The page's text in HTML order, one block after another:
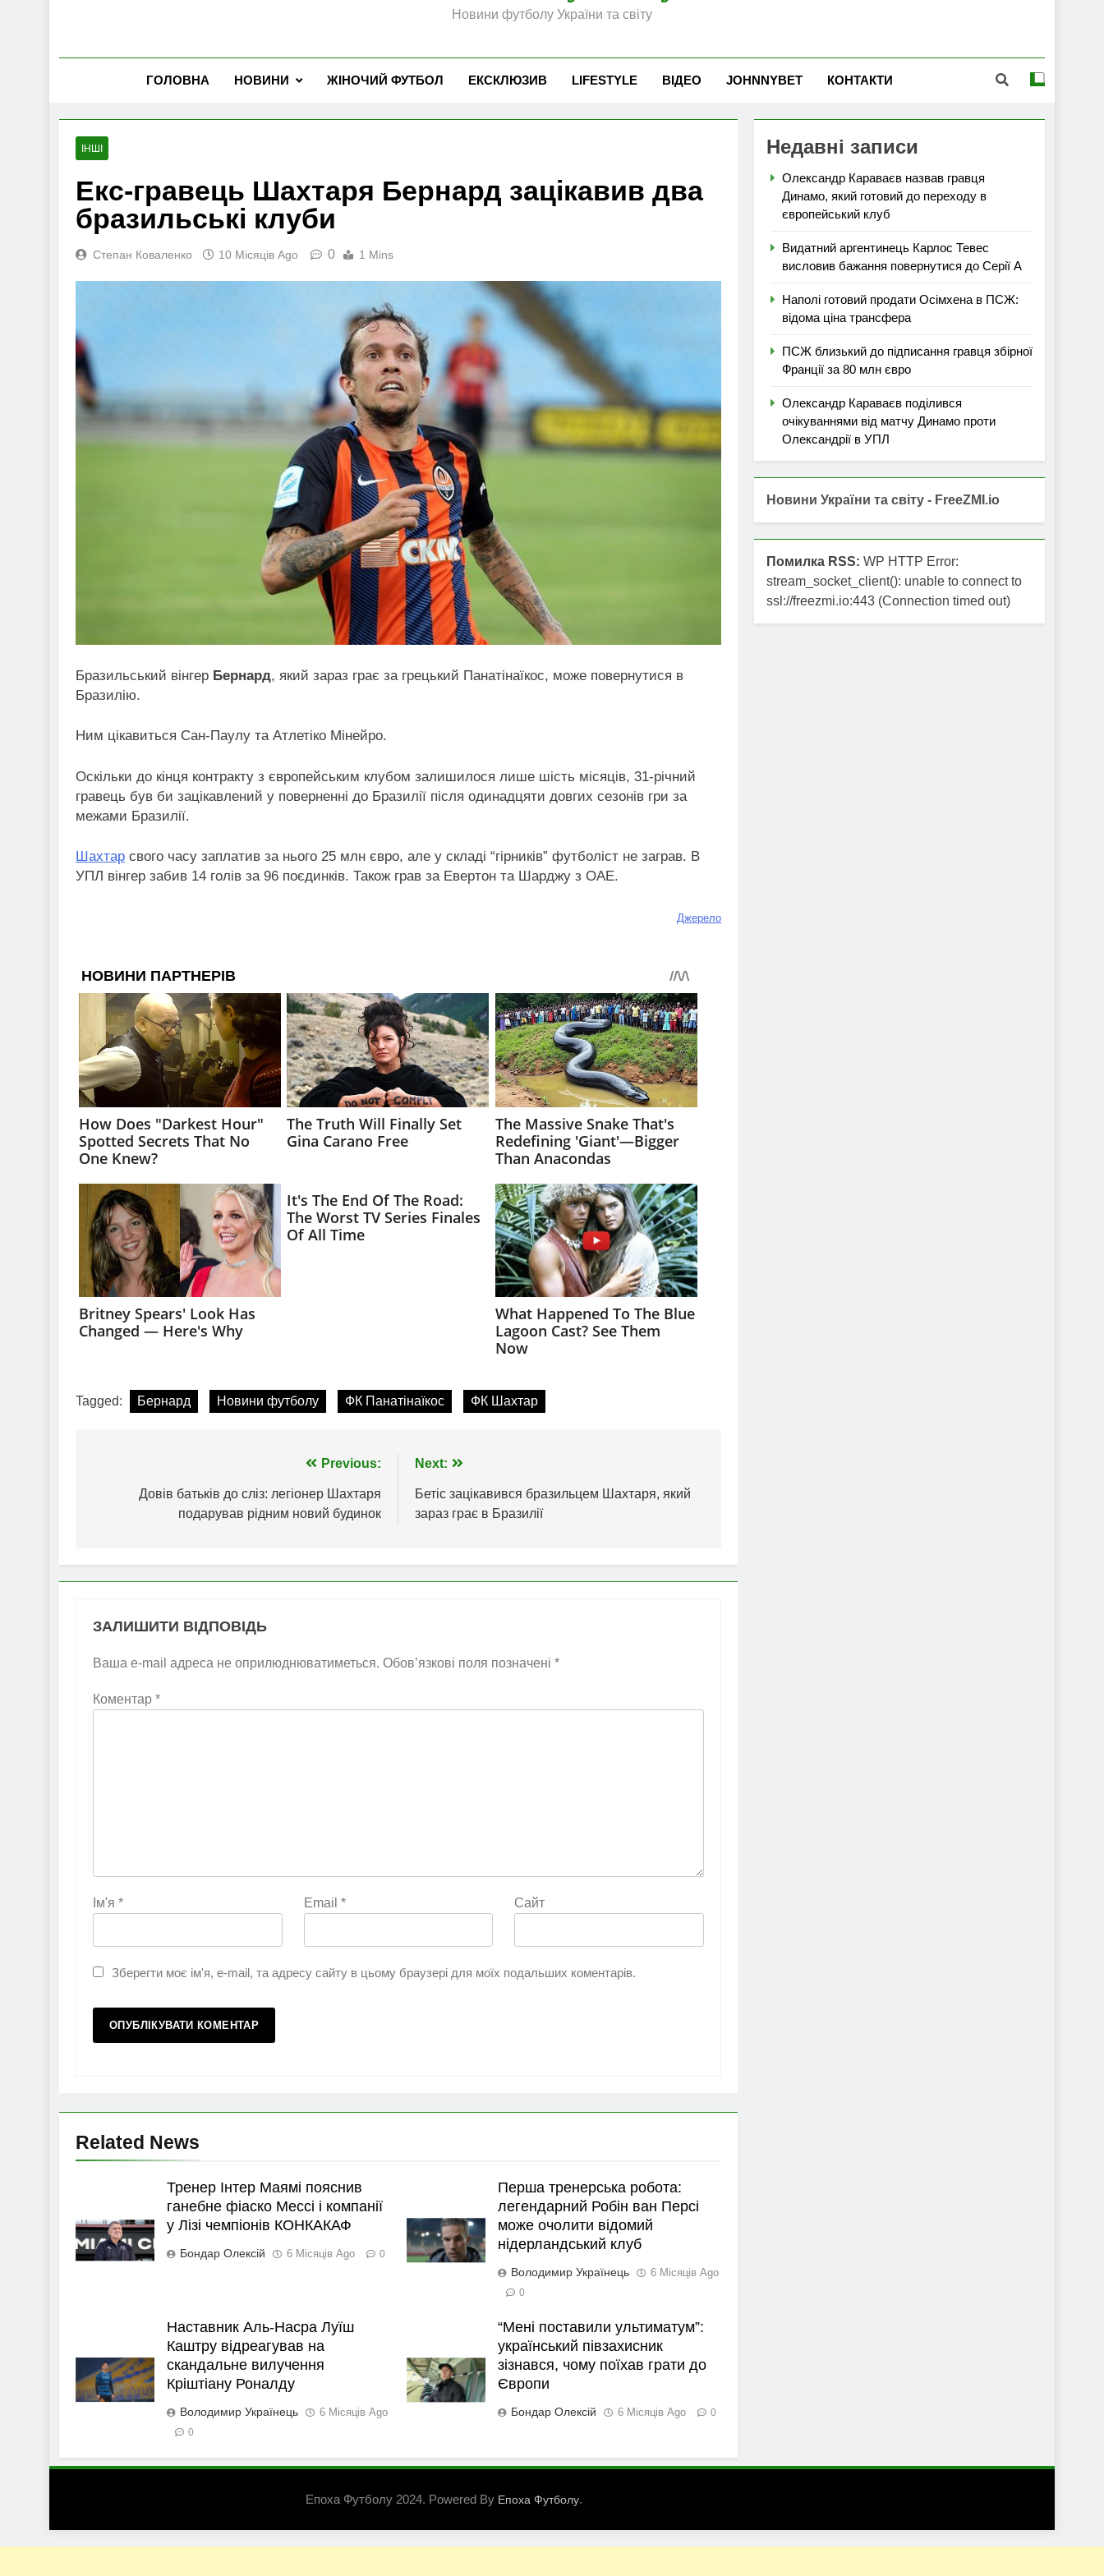
Новини футболу України та світу
ГОЛОВНА НОВИНИ ЖІНОЧИЙ ФУТБОЛ ЕКСКЛЮЗИВ LIFESTYLE ВІДЕО JOHNNYBET КОНТАКТИ
ІНШІ
Екс-гравець Шахтаря Бернард зацікавив два
бразильські клуби
Степан Коваленко 10 Місяців Ago 0 1 Mins
Бразильський вінгер Бернард, який зараз грає за грецький Панатінаїкос, може повернутися в
Бразилію.
Ним цікавиться Сан-Паулу та Атлетіко Мінейро.
Оскільки до кінця контракту з європейським клубом залишилося лише шість місяців, 31-річний
гравець був би зацікавлений у поверненні до Бразилії після одинадцяти довгих сезонів гри за
межами Бразилії.
Шахтар свого часу заплатив за нього 25 млн євро, але у складі “гірників” футболіст не заграв. В
УПЛ вінгер забив 14 голів за 96 поєдинків. Також грав за Евертон та Шарджу з ОАЕ.
Джерело
Tagged: Бернард Новини футболу ФК Панатінаїкос ФК Шахтар
записів
Previous:
Довів батьків до сліз: легіонер Шахтаря
подарував рідним новий будинок
Next:
Бетіс зацікавився бразильцем Шахтаря, який
зараз грає в Бразилії
ЗАЛИШИТИ ВІДПОВІДЬ
Ваша e-mail адреса не оприлюднюватиметься. Обов’язкові поля позначені *
Коментар *
Ім'я * Email * Сайт
Зберегти моє ім'я, e-mail, та адресу сайту в цьому браузері для моїх подальших коментарів.
Related News
Тренер Інтер Маямі пояснив
ганебне фіаско Мессі і компанії
у Лізі чемпіонів КОНКАКАФ
Бондар Олексій 6 Місяців Ago 0
Перша тренерська робота:
легендарний Робін ван Персі
може очолити відомий
нідерландський клуб
Володимир Українець 6 Місяців Ago
0
Наставник Аль-Насра Луїш
Каштру відреагував на
скандальне вилучення
Кріштіану Роналду
Володимир Українець 6 Місяців Ago
0
“Мені поставили ультиматум”:
український півзахисник
зізнався, чому поїхав грати до
Європи
Бондар Олексій 6 Місяців Ago 0
Недавні записи
Олександр Караваєв назвав гравця
Динамо, який готовий до переходу в
європейський клуб
Видатний аргентинець Карлос Тевес
висловив бажання повернутися до Серії А
Наполі готовий продати Осімхена в ПСЖ:
відома ціна трансфера
ПСЖ близький до підписання гравця збірної
Франції за 80 млн євро
Олександр Караваєв поділився
очікуваннями від матчу Динамо проти
Олександрії в УПЛ
Новини України та світу - FreeZMI.io
Помилка RSS: WP HTTP Error:
stream_socket_client(): unable to connect to
ssl://freezmi.io:443 (Connection timed out)
Епоха Футболу 2024. Powered By Епоха Футболу.